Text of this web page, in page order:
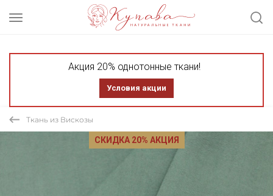
Акция 20% однотонные ткани!
Условия акции
Ткань из Вискозы
СКИДКА 20% АКЦИЯ